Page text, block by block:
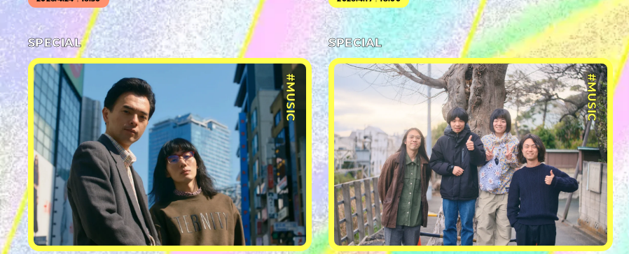
SPECIAL
#MUSIC
SPECIAL
#MUSIC